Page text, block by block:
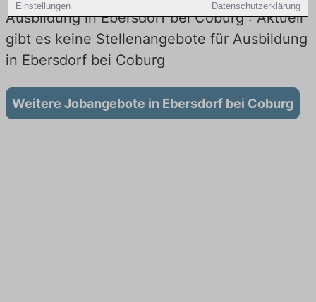
Einstellungen Datenschutzerklärung
Ausbildung in Ebersdorf bei Coburg : Aktuell
gibt es keine Stellenangebote für Ausbildung
in Ebersdorf bei Coburg
Weitere Jobangebote in Ebersdorf bei Coburg